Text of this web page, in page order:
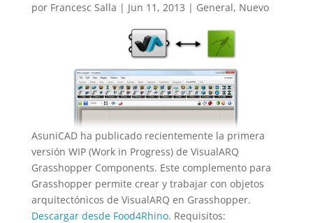
por Francesc Salla | Jun 11, 2013 | General, Nuevo
AsuniCAD ha publicado recientemente la primera
versión WIP (Work in Progress) de VisualARQ
Grasshopper Components. Este complemento para
Grasshopper permite crear y trabajar con objetos
arquitectónicos de VisualARQ en Grasshopper.
Descargar desde Food4Rhino. Requisitos: